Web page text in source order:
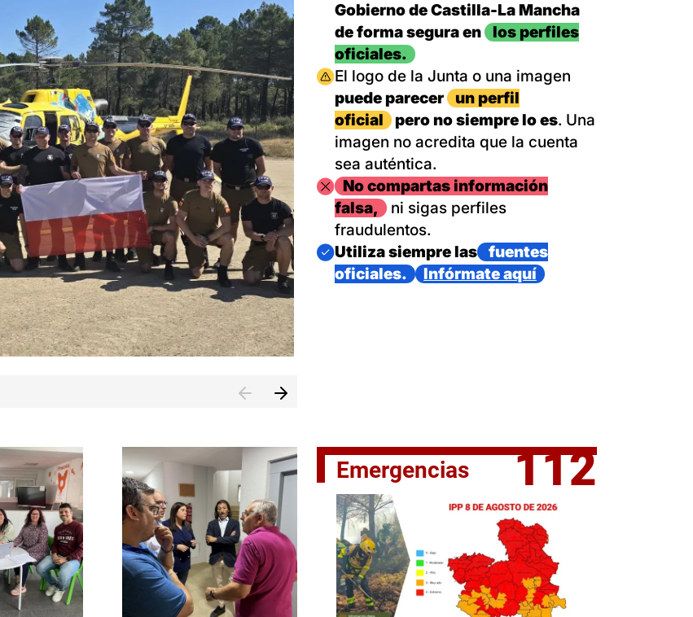
II Vuelta Ciclista CLM LEADER
Gobierno de Castilla-La Mancha
de forma segura en
los perfiles
oficiales.
Imagen
El logo de la Junta o una imagen
puede parecer
un perfil
oficial
pero no siempre lo es. Una
imagen no acredita que la cuenta
sea auténtica.
ImagenNo compartas información
falsa,
ni sigas perfiles
fraudulentos.
Imagen
Utiliza siempre las
fuentes
oficiales.
Infórmate aquí
Emergencias 112